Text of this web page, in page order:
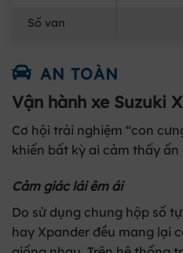
Số van
AN TOÀN
Vận hành xe Suzuki
Cơ hội trải nghiệm “con
khiến bất kỳ ai cảm thấy ấn
Cảm giác lái êm ái
Do sử dụng chung hộp số
hay Xpander đều mang lại